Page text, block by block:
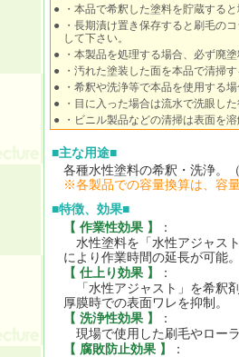
●
・本品で希釈した塗料を貯蔵する
●
・長期漬け置き保存すると刷毛の
して下さい。
●
・本製品を処理する場合、必ず廃
●
・汚れた塗装した面を本品で清掃
●
・希釈や洗浄等で本品を使用する
●
・目に入った場合は流水で洗眼し
●
・ビニル製品などの清掃は表面を
■主な用途■
各種水性塗料の希釈・洗浄。
※各製品での容量換算は、容
■特徴、効果■
【 作業性効果 】
：
水性塗料を「水性アジャス
により作業時間の延長が可能。
【 仕上り効果 】
：
「水性アジャスト」を希釈
厚膜時での表面ワレを抑制。
【 洗浄性効果 】
：
現場で使用した刷毛やローラ
【 腐敗防止効果 】
：